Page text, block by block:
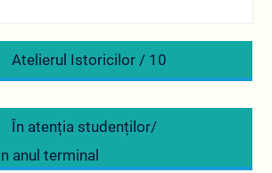
Previous
post:
Atelierul Istoricilor / 10
Next
post:
În atenția studenților/
anul terminal